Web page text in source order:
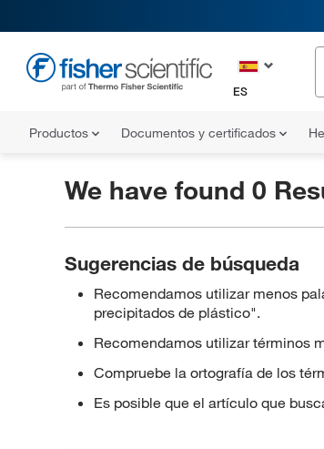
ES
Productos Documentos y certificados
We have found 0
Sugerencias de búsqueda
Recomendamos utilizar menos
precipitados de plástico".
Recomendamos utilizar términos
Compruebe la ortografía de los
Es posible que el artículo que